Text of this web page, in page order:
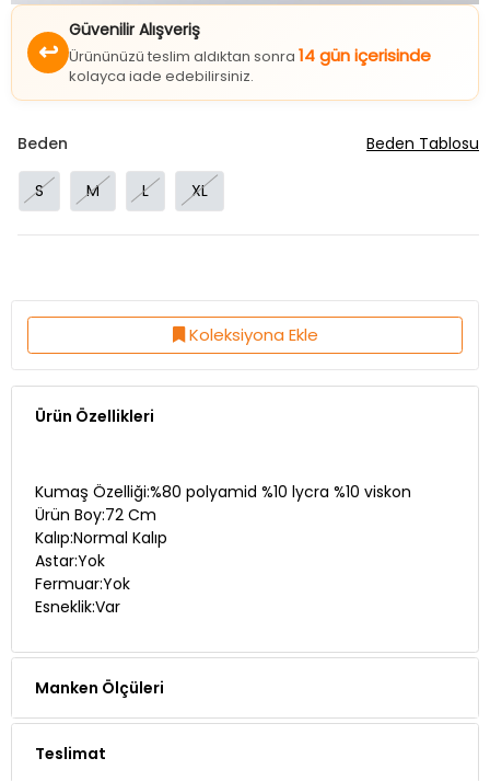
↩
Güvenilir Alışveriş
Ürününüzü teslim aldıktan sonra 14 gün içerisinde
kolayca iade edebilirsiniz.
Beden
S M L XL
Beden Tablosu
Koleksiyona Ekle
Ürün Özellikleri
Kumaş Özelliği:%80 polyamid %10 lycra %10 viskon
Ürün Boy:72 Cm
Kalıp:Normal Kalıp
Astar:Yok
Fermuar:Yok
Esneklik:Var
Manken Ölçüleri
Teslimat